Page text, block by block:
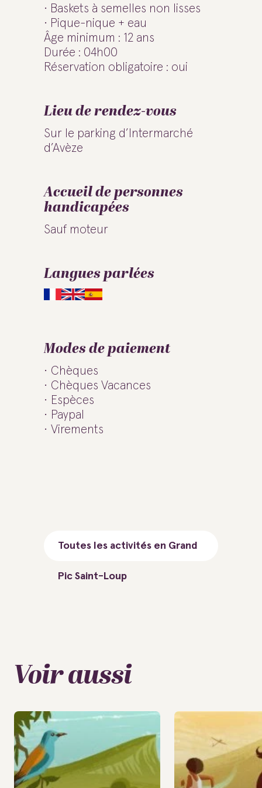
• Baskets à semelles non lisses
• Pique-nique + eau
Âge minimum : 12 ans
Durée : 04h00
Réservation obligatoire : oui
Lieu de rendez-vous
Sur le parking d’Intermarché
d’Avèze
Accueil de personnes
handicapées
Sauf moteur
Langues parlées
Modes de paiement
Chèques
Chèques Vacances
Espèces
Paypal
Virements
Toutes les activités en Grand
Pic Saint-Loup
Voir aussi